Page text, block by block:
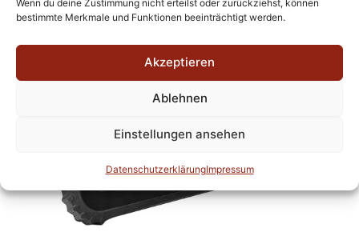
Wenn du deine Zustimmung nicht erteilst oder zurückziehst, können
bestimmte Merkmale und Funktionen beeinträchtigt werden.
Akzeptieren
Ablehnen
Einstellungen ansehen
DatenschutzerklärungImpressum